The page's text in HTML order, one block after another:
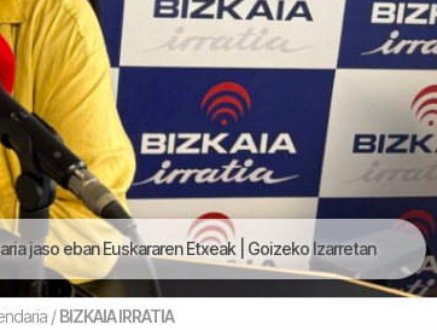
jaso eban Euskararen Etxeak | Goizeko Izarretan
/BIZKAIA IRRATIA